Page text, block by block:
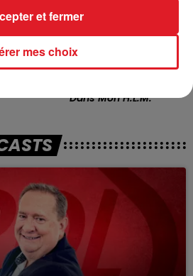
Dans Mon H.l.m.
mes choix
et fermer